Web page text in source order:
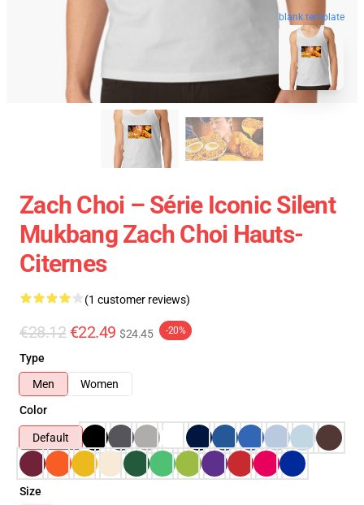
blank template
Zach Choi – Série Iconic Silent
Mukbang Zach Choi Hauts-
Citernes
(1 customer reviews)
€28.12 €22.49 $24.45 -20%
Type
Men
Women
Color
Default
Size